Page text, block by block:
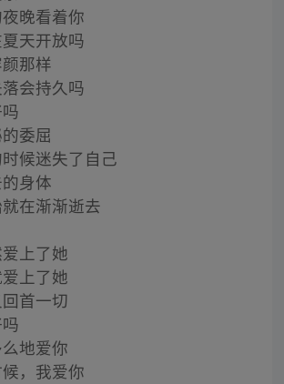
晚看着你
天开放吗
那样
会持久吗
委屈
候迷失了自己
身体
在渐渐逝去
上了她
上了她
首一切
地爱你
，我爱你